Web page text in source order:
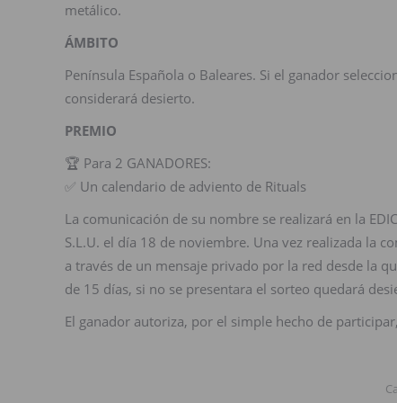
metálico.
ÁMBITO
Península Española o Baleares. Si el ganador
considerará desierto.
PREMIO
🏆 Para 2 GANADORES:
✅ Un calendario de adviento de Rituals
La comunicación de su nombre se realizará en la
S.L.U. el día 18 de noviembre. Una vez realizada la
a través de un mensaje privado por la red desde la
de 15 días, si no se presentara el sorteo quedará
El ganador autoriza, por el simple hecho de